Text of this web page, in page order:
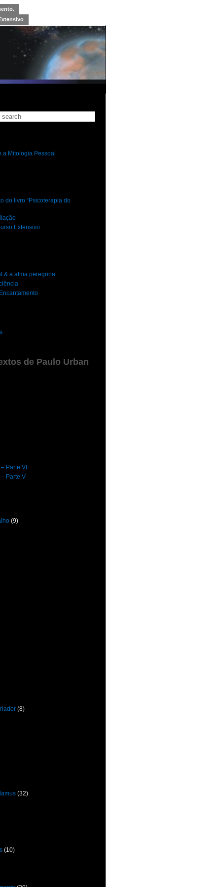
a Mitologia Pessoal
do livro “Psicoterapia do
Extensivo
& a alma peregrina
de Paulo Urban
Parte VI
Parte V
(9)
(8)
(32)
(10)